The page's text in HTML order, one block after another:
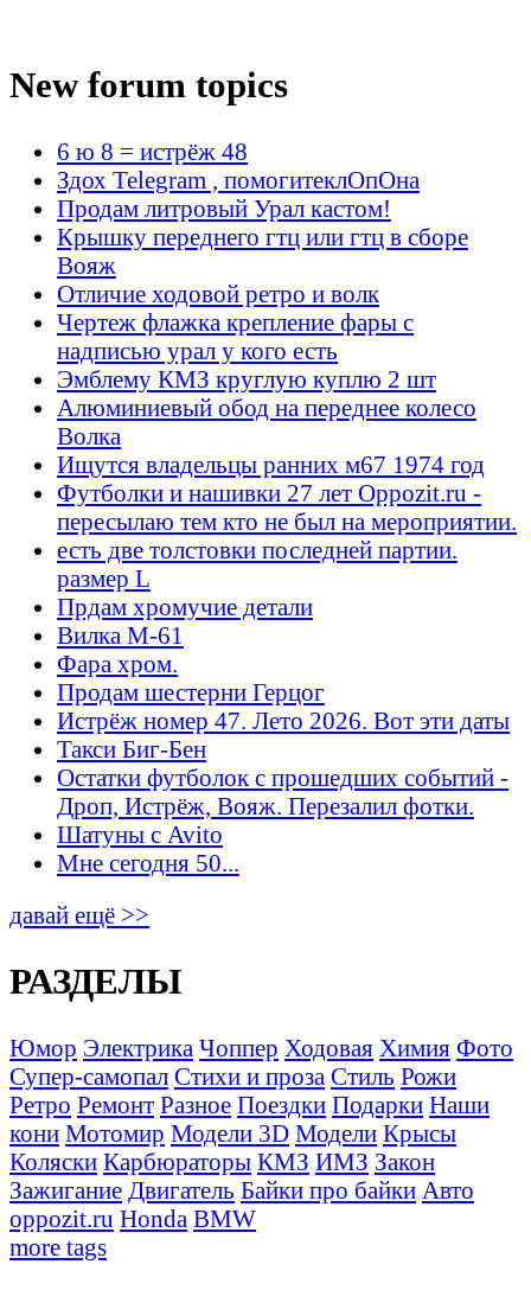
New forum topics
6 ю 8 = истрёж 48
Здох Telegram , помогитеклОпОна
Продам литровый Урал кастом!
Крышку переднего гтц или гтц в сборе
Вояж
Отличие ходовой ретро и волк
Чертеж флажка крепление фары с
надписью урал у кого есть
Эмблему КМЗ круглую куплю 2 шт
Алюминиевый обод на переднее колесо
Волка
Ищутся владельцы ранних м67 1974 год
Футболки и нашивки 27 лет Oppozit.ru -
пересылаю тем кто не был на мероприятии.
есть две толстовки последней партии.
размер L
Прдам хромучие детали
Вилка М-61
Фара хром.
Продам шестерни Герцог
Истрёж номер 47. Лето 2026. Вот эти даты
Такси Биг-Бен
Остатки футболок с прошедших событий -
Дроп, Истрёж, Вояж. Перезалил фотки.
Шатуны с Avito
Мне сегодня 50...
давай ещё >>
РАЗДЕЛЫ
Юмор Электрика Чоппер Ходовая Химия Фото
Супер-самопал Стихи и проза Стиль Рожи
Ретро Ремонт Разное Поездки Подарки Наши
кони Мотомир Модели 3D Модели Крысы
Коляски Карбюраторы КМЗ ИМЗ Закон
Зажигание Двигатель Байки про байки Авто
oppozit.ru Honda BMW
more tags